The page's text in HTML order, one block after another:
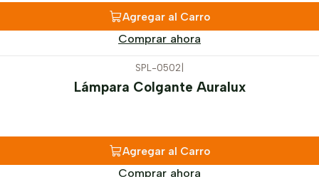
Agregar al Carro
Comprar ahora
SPL-0502
Lámpara Colgante Auralux
Agregar al Carro
Comprar ahora